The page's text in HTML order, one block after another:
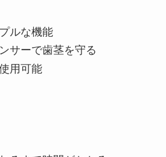
ルな機能
サーで歯茎を守る
用可能